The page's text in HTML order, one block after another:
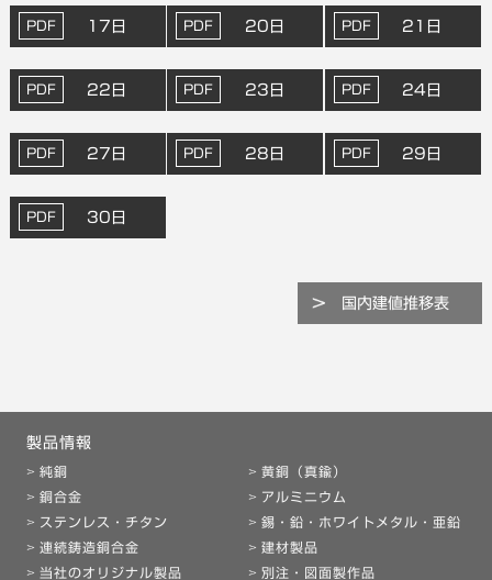
17日 20日 21日
22日 23日 24日
27日 28日 29日
30日
国内建値推移表
製品情報
純銅
黄銅（真鍮）
銅合金
アルミニウム
ステンレス・チタン
錫・鉛・ホワイトメタル・亜鉛
連続鋳造銅合金
建材製品
当社のオリジナル製品
別注・図面製作品